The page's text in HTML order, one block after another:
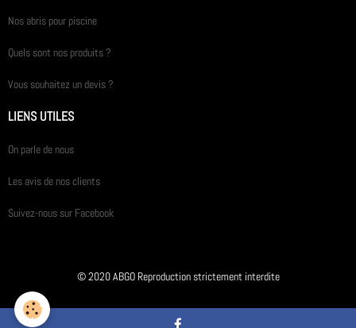
Nos abris pour piscine
Quels sont nos produits ?
Vous souhaitez un devis ?
LIENS UTILES
On parle de nous
Les avis de nos clients
Suivez-nous sur Facebook
© 2020 ABGO Reproduction strictement interdite